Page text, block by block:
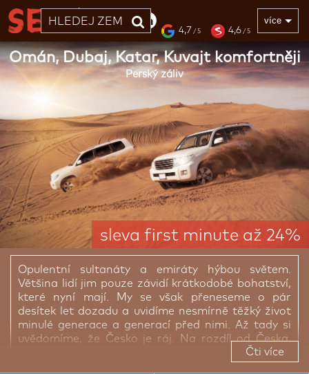
33 LET více
4,7 / 5 4,6 / 5
sleva first minute až 24%
Omán, Dubaj, Katar, Kuvajt komfortněji
Perský záliv
Opulentní sultanáty a emiráty hýbou světem.
Většina lidí jim pouze závidí krátkodobé bohatství,
které nyní mají. My se však přeneseme o pár
desítek let dozadu a uvidíme nesmírně těžký život
minulé generace a generací před nimi. Až tady si
uvědomíme, že Česko je ráj. Na rozdíl od Česka,
však státy zálivu budují, staví a netunelují, a i proto
Čti více